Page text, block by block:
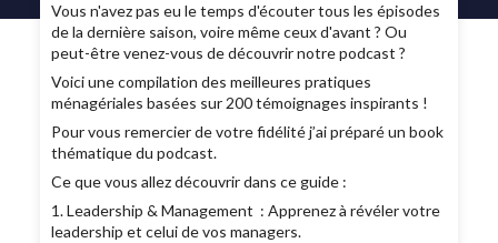
Vous n'avez pas eu le temps d'écouter tous les épisodes
de la dernière saison, voire même ceux d'avant ? Ou
peut-être venez-vous de découvrir notre podcast ?
Voici une compilation des meilleures pratiques
ménagériales basées sur 200 témoignages inspirants !
Pour vous remercier de votre fidélité j’ai préparé un book
thématique du podcast.
Ce que vous allez découvrir dans ce guide :
1. Leadership & Management : Apprenez à révéler votre
leadership et celui de vos managers.